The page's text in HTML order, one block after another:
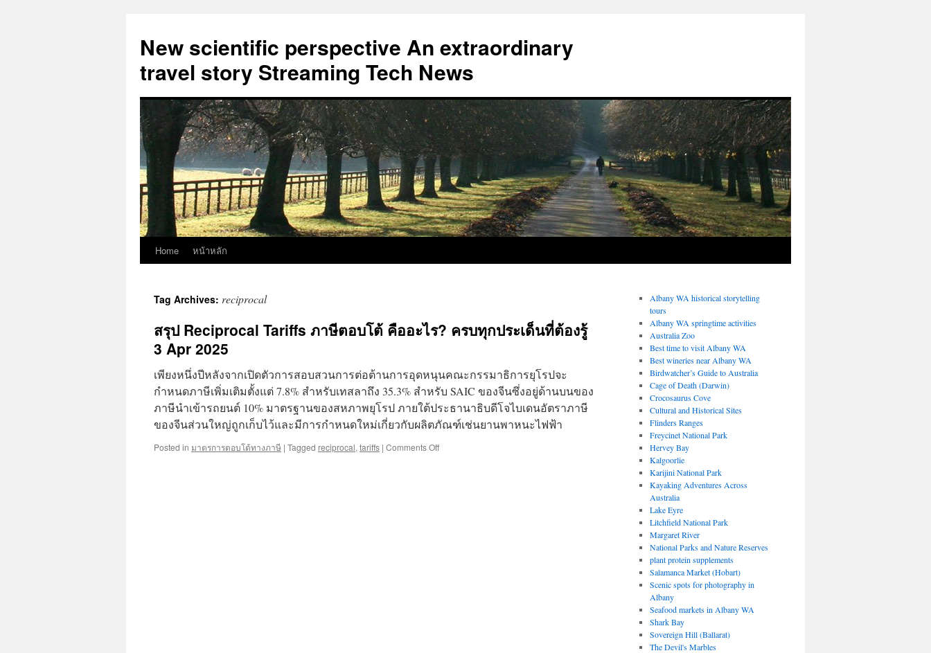
New scientific perspective An extraordinary
travel story Streaming Tech News
Skip
content
Home หน้าหลัก
Tag Archives: reciprocal
สรุป Reciprocal Tariffs ภาษีตอบโต้ คืออะไร? ครบทุกประเด็นที่ต้องรู้
3 Apr 2025
เพียงหนึ่งปีหลังจากเปิดตัวการสอบสวนการต่อต้านการอุดหนุนคณะกรรมาธิการยุโรปจะ
กำหนดภาษีเพิ่มเติมตั้งแต่ 7.8% สำหรับเทสลาถึง 35.3% สำหรับ SAIC ของจีนซึ่งอยู่ด้านบนของ
ภาษีนำเข้ารถยนต์ 10% มาตรฐานของสหภาพยุโรป ภายใต้ประธานาธิบดีโจไบเดนอัตราภาษี
ของจีนส่วนใหญ่ถูกเก็บไว้และมีการกำหนดใหม่เกี่ยวกับผลิตภัณฑ์เช่นยานพาหนะไฟฟ้า
Posted in มาตรการตอบโต้ทางภาษี | Tagged reciprocal, tariffs | Comments Offon
Albany WA historical storytelling
tours
Albany WA springtime activities
Australia Zoo
Best time to visit Albany WA
Best wineries near Albany WA
Birdwatcher’s Guide to Australia
Cage of Death (Darwin)
Crocosaurus Cove
Cultural and Historical Sites
Flinders Ranges
Freycinet National Park
Hervey Bay
Kalgoorlie
Karijini National Park
Kayaking Adventures Across
Australia
Lake Eyre
Litchfield National Park
Margaret River
National Parks and Nature Reserves
plant protein supplements
Salamanca Market (Hobart)
Scenic spots for photography in
Albany
Seafood markets in Albany WA
Shark Bay
Sovereign Hill (Ballarat)
The Devil's Marbles